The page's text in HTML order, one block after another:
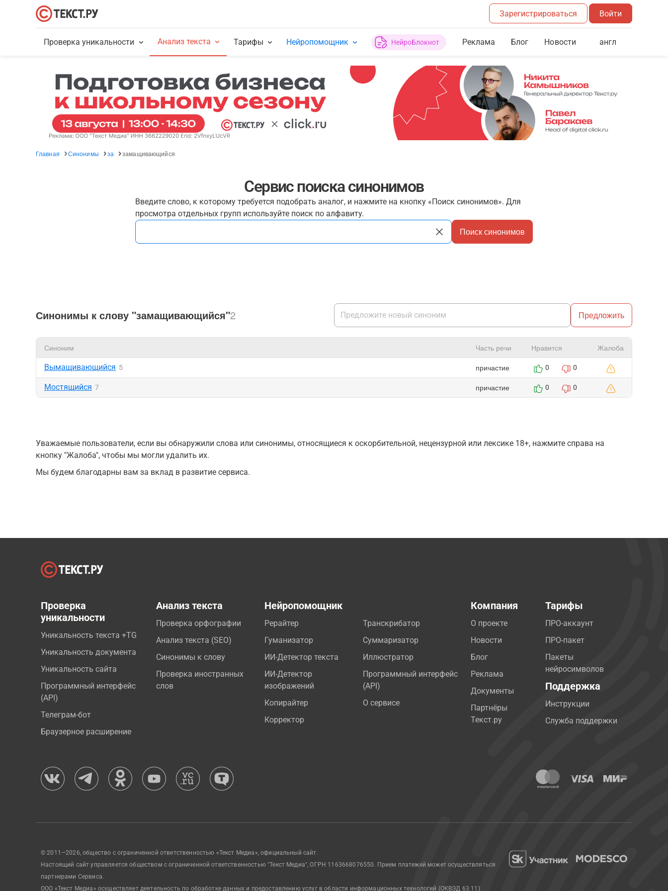
Зарегистрироваться Войти
Проверка уникальности Анализ текста Тарифы Нейропомощник НейроБлокнот Реклама Блог Новости англ
Главная Синонимы за замащивающийся
Сервис поиска синонимов
Введите слово, к которому требуется подобрать аналог, и нажмите на кнопку «Поиск синонимов». Для
просмотра отдельных групп используйте поиск по алфавиту.
Поиск синонимов
Синонимы к слову "замащивающийся"2 Предложить
Синоним Часть речи Нравится Жалоба
Вымащивающийся 5 причастие 0 0
Мостящийся 7 причастие 0 0
Уважаемые пользователи, если вы обнаружили слова или синонимы, относящиеся к оскорбительной, нецензурной или лексике 18+, нажмите справа на
кнопку "Жалоба", чтобы мы могли удалить их.
Мы будем благодарны вам за вклад в развитие сервиса.
Проверка
уникальности
Уникальность текста +TG
Уникальность документа
Уникальность сайта
Программный интерфейс
(API)
Телеграм-бот
Браузерное расширение
Анализ текста
Проверка орфографии
Анализ текста (SEO)
Синонимы к слову
Проверка иностранных
слов
Нейропомощник
Рерайтер
Гуманизатор
ИИ-Детектор текста
ИИ-Детектор
изображений
Копирайтер
Корректор
Транскрибатор
Суммаризатор
Иллюстратор
Программный интерфейс
(API)
О сервисе
Компания
О проекте
Новости
Блог
Реклама
Документы
Партнёры
Текст.ру
Тарифы
ПРО-аккаунт
ПРО-пакет
Пакеты
нейросимволов
Поддержка
Инструкции
Служба поддержки
© 2011—2026, общество с ограниченной ответственностью «Текст Медиа», официальный сайт.
Настоящий сайт управляется обществом с ограниченной ответственностью "Текст Медиа", ОГРН 1163668076550. Прием платежей может осуществляться
партнерами Сервиса.
ООО «Текст Медиа» осуществляет деятельность по обработке данных и предоставлению услуг в области информационных технологий (ОКВЭД 63.11)